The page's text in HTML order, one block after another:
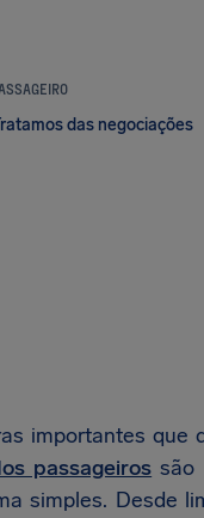
das negociações
importantes que
passageiros são
simples. Desde